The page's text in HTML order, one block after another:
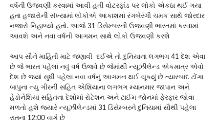
વર્ષની ઉજવણી કરવામાં આવી હતી વોટરફાંડ પર લોકો એકઠા થઈ ગયા
હતા હજારોની સંખ્યામાં લોકોએ આકાશમાં રંગબેરંગી ચમક સાથે જોરદાર
નજારો નિહાળ્યો હતો. આજે 31 ડિસેમ્બરની ઉજવણી ભારતમાં કરવામાં
આવશે અને નવા વર્ષની આગમન સાથે લોકો ઉજવણી કરશે
આપ સૌને માહિતી માટે જણાવી દઈએ તો દુનિયાના લગભગ 41 દેશ એવા
છે જે ભારત પહેલાં નવું વર્ષ ઉજવે છે જેમાંથી ન્યૂઝીલેન્ડ એકમાત્ર એવો
દેશ છે જ્યાં સુધી પહેલા નવા વર્ષનું આગમન થઈ ચૂક્યું છે ત્યારબાદ ટોંગા
બાપુના ન્યુ ગીરની સહિત એશિયાના લગભગ મ્યાનમાર જાપાન અને
હેડોનેશિયા સહિતના દેશોમાં રોટેશન અને ટાઈમ જોનમાં ફેરફાર જોવા
મળતો હશે જ્યારે ન્યૂઝીલેન્ડમાં 31 ડિસેમ્બરને દુનિયામાં સૌથી પહેલા
રાતના 12:00 વાગે છે